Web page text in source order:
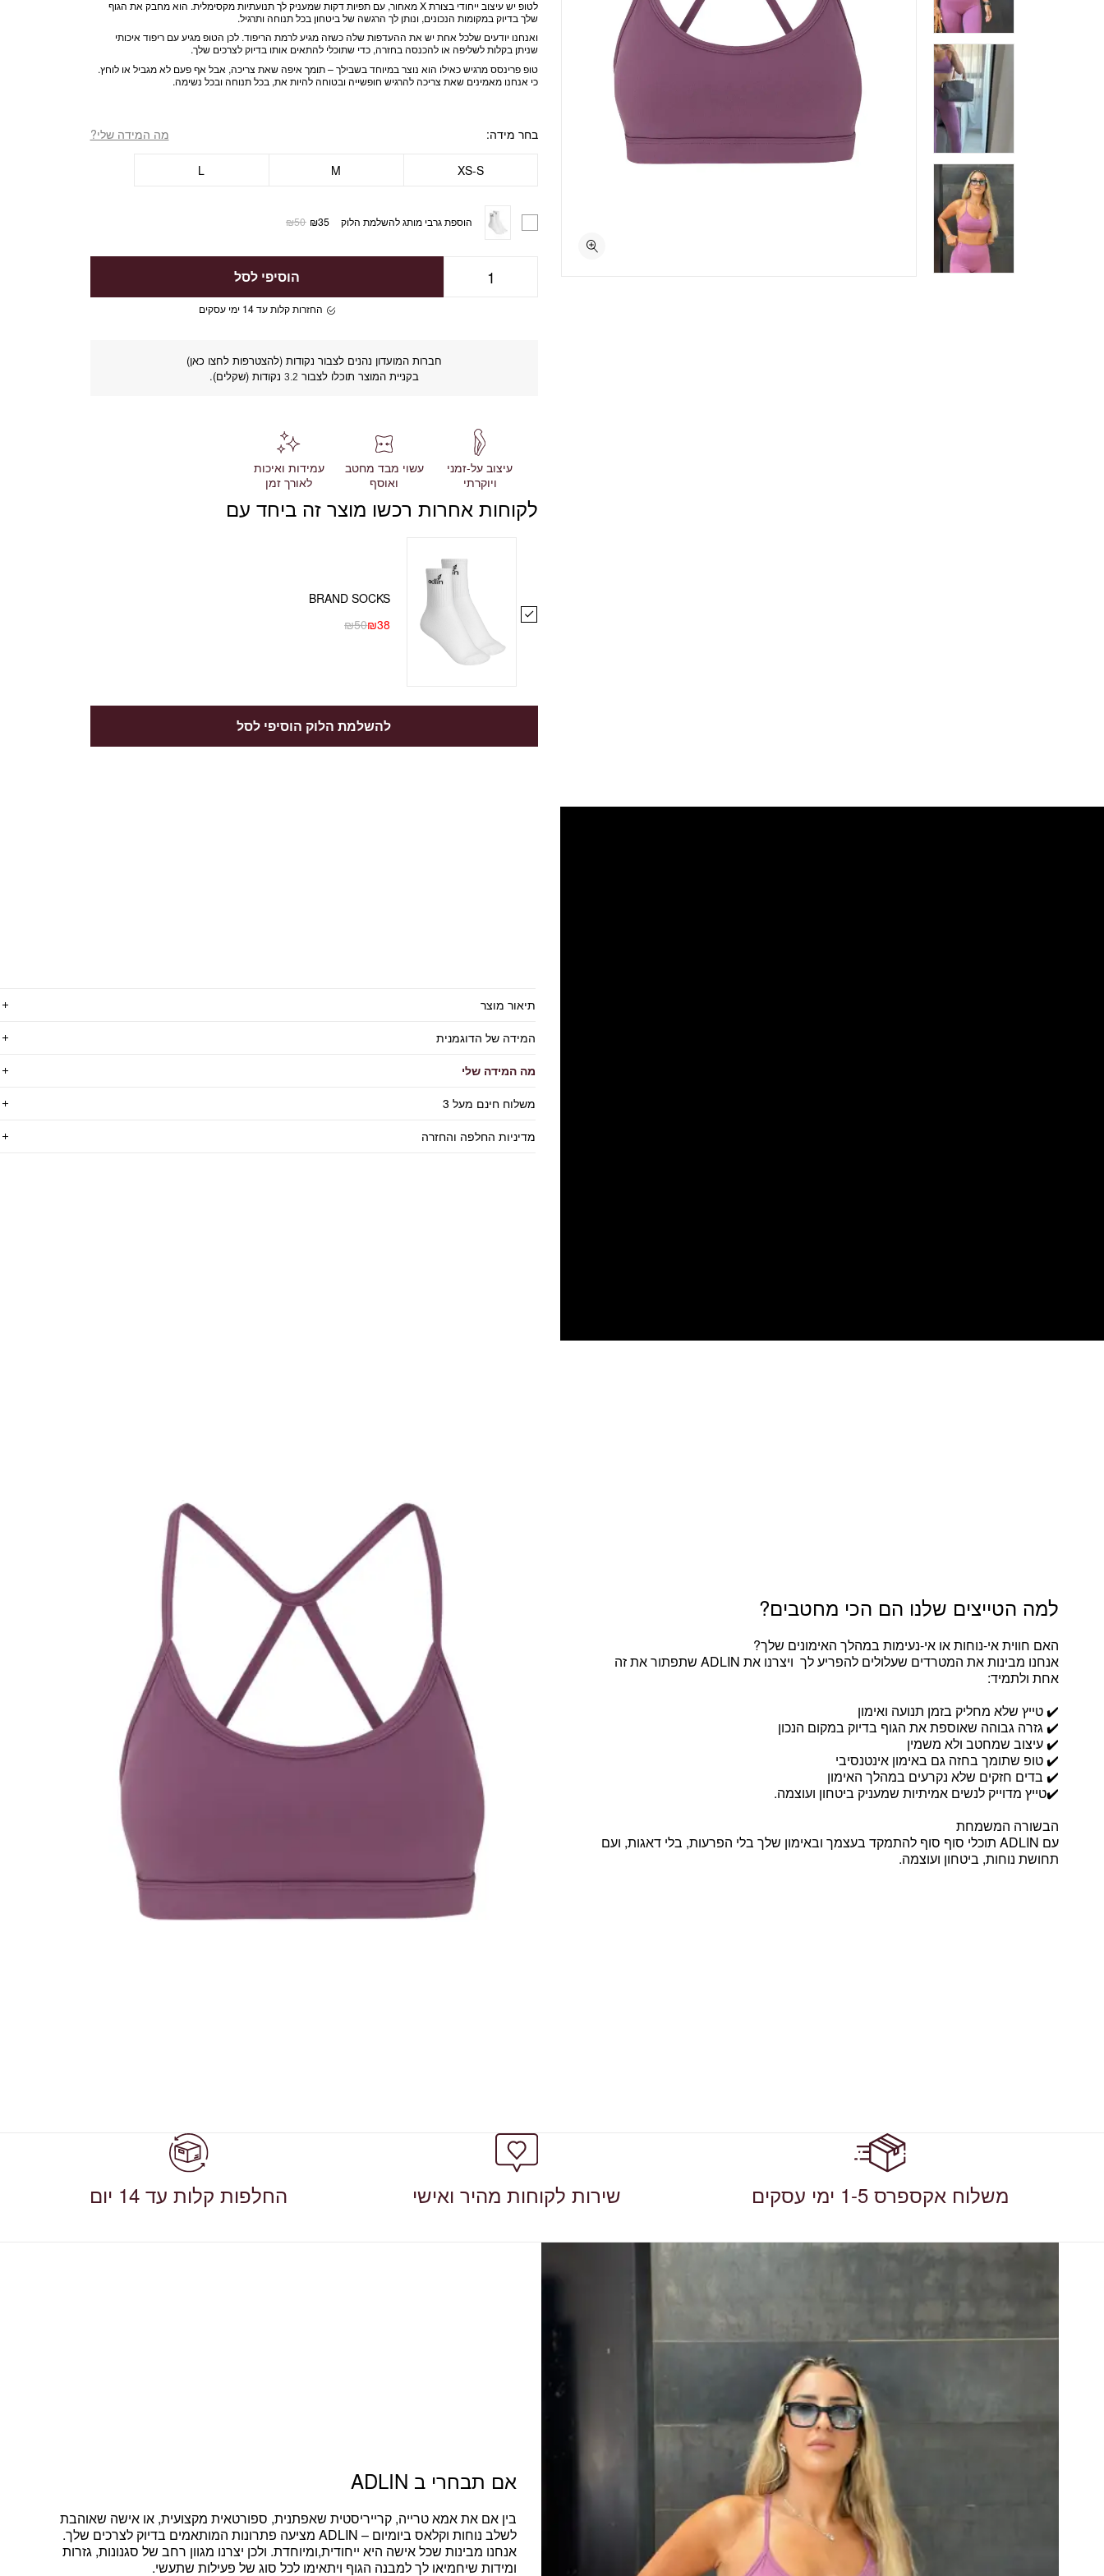
לטופ יש עיצוב ייחודי בצורת X מאחור, עם תפיות דקות
שמעניק לך תנועתיות מקסימלית. הוא מחבק את הגוף
שלך בדיוק במקומות הנכונים, ונותן לך הרגשה של ביטחון בכל תנוחה ותרגיל.
ואנחנו יודעים שלכל אחת יש את ההעדפות שלה כשזה מגיע לרמת הריפוד. לכן הטופ מגיע עם ריפוד איכותי
שניתן בקלות לשליפה או להכנסה בחזרה, כדי שתוכלי להתאים אותו בדיוק לצרכים שלך.
טופ פרינסס מרגיש כאילו הוא נוצר במיוחד בשבילך – תומך איפה שאת צריכה, אבל אף פעם לא מגביל או לוחץ.
כי אנחנו מאמינים שאת צריכה להרגיש חופשייה ובטוחה להיות את, בכל תנוחה ובכל נשימה.
בחר מידה מה המידה שלי?
XS-S
M
L
הוספת גרבי מותג להשלמת הלוק ₪50 ₪35
הוסיפי לסל
החזרות קלות עד 14 ימי עסקים
חברות המועדון נהנים לצבור נקודות (להצטרפות לחצו כאן)
בקניית המוצר תוכלו לצבור 3.2 נקודות (שקלים).
עיצוב על-זמני
ויוקרתי
עשוי מבד מחטב
ואוסף
עמידות ואיכות
לאורך זמן
לקוחות אחרות רכשו מוצר זה ביחד עם
BRAND SOCKS
₪50₪38
להשלמת הלוק הוסיפי לסל
תיאור מוצר
המידה של הדוגמנית
מה המידה שלי
משלוח חינם מעל 3
מדיניות החלפה והחזרה
למה הטייצים שלנו הם הכי מחטבים?
האם חווית אי-נוחות או אי-נעימות במהלך האימונים שלך?
אנחנו מבינות את המטרדים שעלולים להפריע לך ויצרנו את ADLIN שתפתור את זה
אחת ולתמיד:
✔️ טייץ שלא מחליק בזמן תנועה ואימון
✔️ גזרה גבוהה שאוספת את הגוף בדיוק במקום הנכון
✔️ עיצוב שמחטב ולא משמין
✔️ טופ שתומך בחזה גם באימון אינטנסיבי
✔️ בדים חזקים שלא נקרעים במהלך האימון
✔️טייץ מדוייק לנשים אמיתיות שמעניק ביטחון ועוצמה.
הבשורה המשמחת
עם ADLIN תוכלי סוף סוף להתמקד בעצמך ובאימון שלך בלי הפרעות, בלי דאגות, ועם
תחושת נוחות, ביטחון ועוצמה.
משלוח אקספרס 1-5 ימי עסקים שירות לקוחות מהיר ואישי החלפות קלות עד 14 יום
אם תבחרי ב ADLIN
בין אם אתאמא טרייה, קרייריסטית שאפתנית, ספורטאית מקצועית, או אישה שאוהבת
לשלב נוחות וקלאס ביומיום
– ADLIN מציעה פתרונות המותאמים בדיוק לצרכים שלך.
אנחנו מבינות שכל אישה היא ייחודית,ומיוחדת. ולכן יצרנו מגוון רחב של סגנונות, גזרות
ומידות שיחמיאו לך למבנה הגוף ויתאימו לכל סוג של פעילות שתעשי.